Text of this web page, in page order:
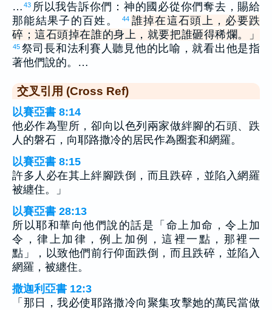
… 43 所以我告訴你們：神的國必從你們奪去，賜給
那能結果子的百姓。
44 誰掉在這石頭上，必要跌
碎；這石頭掉在誰的身上，就要把誰砸得稀爛。」
45 祭司長和法利賽人聽見他的比喻，就看出他是指
著他們說的。…
交叉引用 (Cross Ref)
以賽亞書 8:14
他必作為聖所，卻向以色列兩家做絆腳的石頭、跌
人的磐石，向耶路撒冷的居民作為圈套和網羅。
以賽亞書 8:15
許多人必在其上絆腳跌倒，而且跌碎，並陷入網羅
被纏住。」
以賽亞書 28:13
所以耶和華向他們說的話是「命上加命，令上加
令，律上加律，例上加例，這裡一點，那裡一
點」，以致他們前行仰面跌倒，而且跌碎，並陷入
網羅，被纏住。
撒迦利亞書 12:3
「那日，我必使耶路撒冷向聚集攻擊她的萬民當做